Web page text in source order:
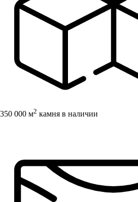
350 000 м2 камня в наличии